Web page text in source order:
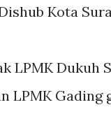
Kota
LPMK Dukuh
LPMK Gading